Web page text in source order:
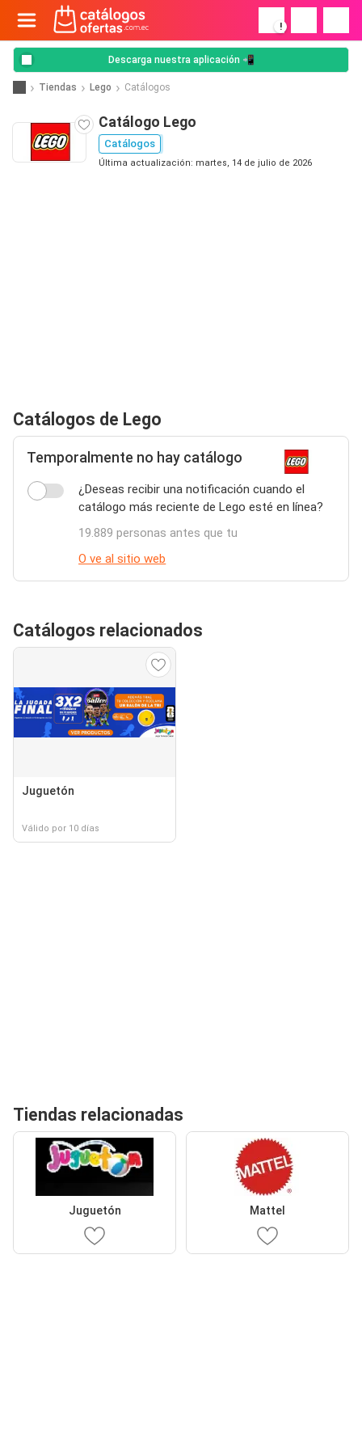
!
Descarga nuestra aplicación 📲
Tiendas Lego Catálogos
Catálogo Lego
Catálogos
Última actualización: martes, 14 de julio de 2026
Catálogos de Lego
Temporalmente no hay catálogo
¿Deseas recibir una notificación cuando el
catálogo más reciente de Lego esté en línea?
19.889 personas antes que tu
O ve al sitio web
Catálogos relacionados
Juguetón
Válido por 10 días
Tiendas relacionadas
Juguetón Mattel